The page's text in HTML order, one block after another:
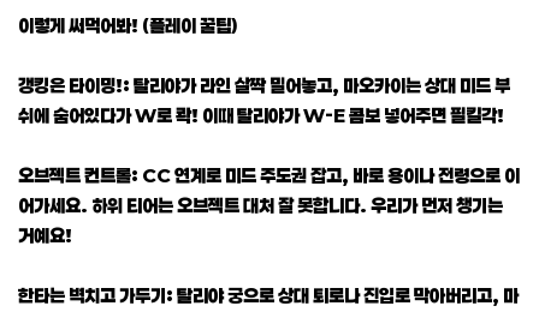
이렇게 써먹어봐! (플레이 꿀팁)
갱킹은 타이밍!: 탈리야가 라인 살짝 밀어놓고, 마오카이는 상대 미드 부
쉬에 숨어있다가 W로 콱! 이때 탈리야가 W-E 콤보 넣어주면 필킬각!
오브젝트 컨트롤: CC 연계로 미드 주도권 잡고, 바로 용이나 전령으로 이
어가세요. 하위 티어는 오브젝트 대처 잘 못합니다. 우리가 먼저 챙기는
거예요!
한타는 벽치고 가두기: 탈리야 궁으로 상대 퇴로나 진입로 막아버리고, 마